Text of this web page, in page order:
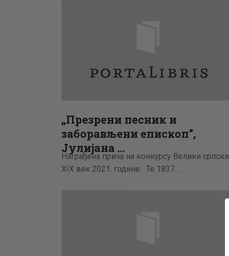
„Презрени песник и
заборављени епископ”,
Јулијана …
Награђена прича на конкурсу Велики српски
XIX век 2021. године Те 1837.…